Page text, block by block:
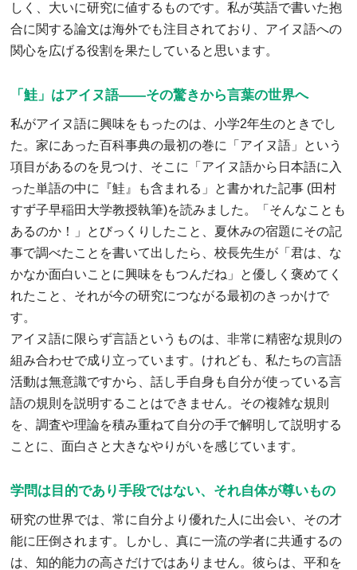
しく、大いに研究に値するものです。私が英語で書いた抱
合に関する論文は海外でも注目されており、アイヌ語への
関心を広げる役割を果たしていると思います。
「鮭」はアイヌ語――その驚きから言葉の世界へ
私がアイヌ語に興味をもったのは、小学2年生のときでし
た。家にあった百科事典の最初の巻に「アイヌ語」という
項目があるのを見つけ、そこに「アイヌ語から日本語に入
った単語の中に『鮭』も含まれる」と書かれた記事 (田村
すず子早稲田大学教授執筆)を読みました。「そんなことも
あるのか！」とびっくりしたこと、夏休みの宿題にその記
事で調べたことを書いて出したら、校長先生が「君は、な
かなか面白いことに興味をもつんだね」と優しく褒めてく
れたこと、それが今の研究につながる最初のきっかけで
す。
アイヌ語に限らず言語というものは、非常に精密な規則の
組み合わせで成り立っています。けれども、私たちの言語
活動は無意識ですから、話し手自身も自分が使っている言
語の規則を説明することはできません。その複雑な規則
を、調査や理論を積み重ねて自分の手で解明して説明する
ことに、面白さと大きなやりがいを感じています。
学問は目的であり手段ではない、それ自体が尊いもの
研究の世界では、常に自分より優れた人に出会い、その才
能に圧倒されます。しかし、真に一流の学者に共通するの
は、知的能力の高さだけではありません。彼らは、平和を